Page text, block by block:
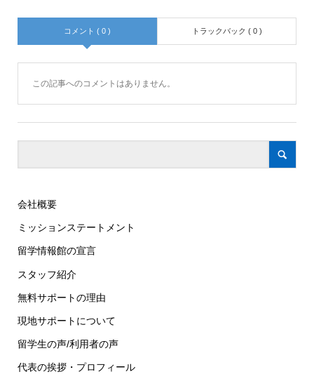
コメント ( 0 ) トラックバック ( 0 )
この記事へのコメントはありません。
会社概要
ミッションステートメント
留学情報館の宣言
スタッフ紹介
無料サポートの理由
現地サポートについて
留学生の声/利用者の声
代表の挨拶・プロフィール